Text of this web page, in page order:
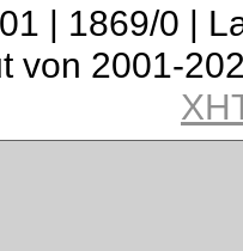
| 1869/0 |
von 2001-